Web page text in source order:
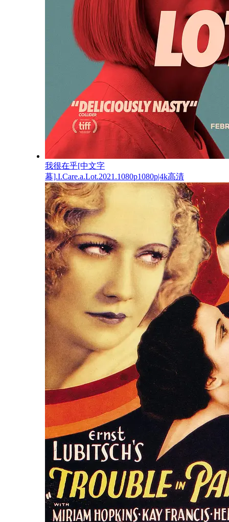
我很在乎[中文字
幕].I.Care.a.Lot.2021.1080p1080p|4k高清